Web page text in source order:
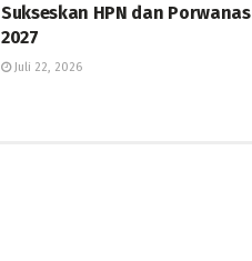
Sukseskan HPN dan Porwanas
2027
Juli 22, 2026